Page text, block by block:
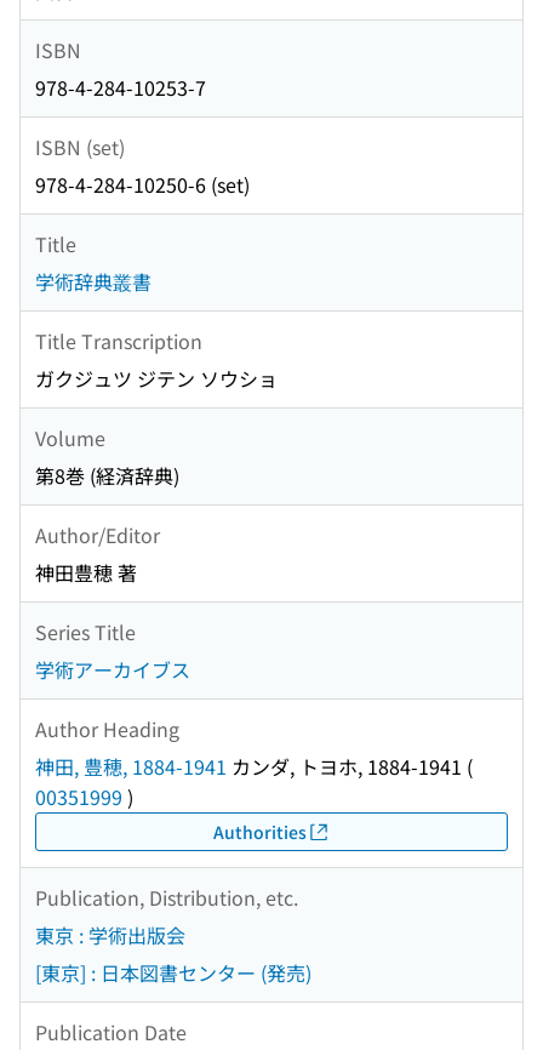
ISBN
978-4-284-10253-7
ISBN (set)
978-4-284-10250-6 (set)
Title
学術辞典叢書
Title Transcription
ガクジュツ ジテン ソウショ
Volume
第8巻 (経済辞典)
Author/Editor
神田豊穂 著
Series Title
学術アーカイブス
Author Heading
神田, 豊穂, 1884-1941 カンダ, トヨホ, 1884-1941 (
00351999 )
Authorities
Publication, Distribution, etc.
東京 : 学術出版会
[東京] : 日本図書センター (発売)
Publication Date